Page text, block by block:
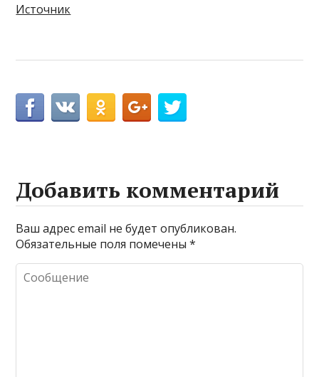
Источник
Добавить комментарий
Ваш адрес email не будет опубликован.
Обязательные поля помечены*